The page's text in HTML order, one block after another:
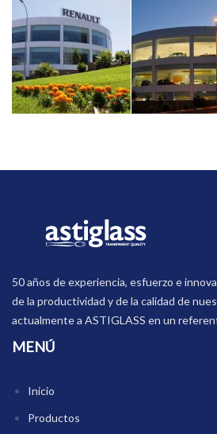
50 años de experiencia, esfuerzo e
de la productividad y de la calidad de
actualmente a ASTIGLASS en un
MENÚ
Inicio
Productos